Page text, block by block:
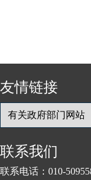
友情链接
联系我们
联系电话：010-